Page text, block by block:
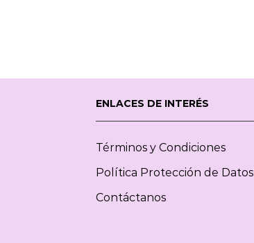
ENLACES DE INTERÉS
Términos y Condiciones
Política Protección de Datos
Contáctanos